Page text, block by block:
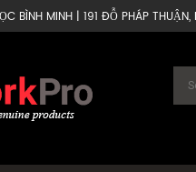
BÌNH MINH | 191 ĐỖ PHÁP